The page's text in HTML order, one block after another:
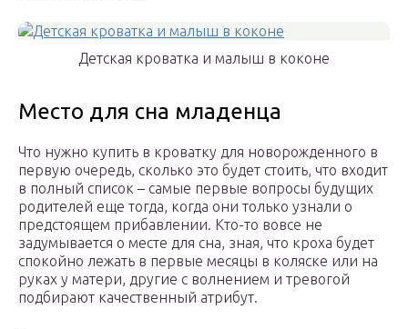
Детская кроватка и малыш в коконе
Место для сна младенца
Что нужно купить в кроватку для новорожденного в
первую очередь, сколько это будет стоить, что входит
в полный список – самые первые вопросы будущих
родителей еще тогда, когда они только узнали о
предстоящем прибавлении. Кто-то вовсе не
задумывается о месте для сна, зная, что кроха будет
спокойно лежать в первые месяцы в коляске или на
руках у матери, другие с волнением и тревогой
подбирают качественный атрибут.